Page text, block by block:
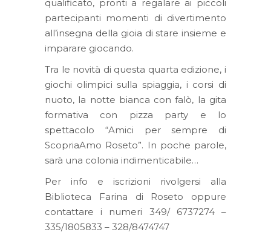
qualificato, pronti a regalare ai piccoli
partecipanti momenti di divertimento
all’insegna della gioia di stare insieme e
imparare giocando.
Tra le novità di questa quarta edizione, i
giochi olimpici sulla spiaggia, i corsi di
nuoto, la notte bianca con falò, la gita
formativa con pizza party e lo
spettacolo “Amici per sempre di
ScopriaAmo Roseto”. In poche parole,
sarà una colonia indimenticabile…
Per info e iscrizioni rivolgersi alla
Biblioteca Farina di Roseto oppure
contattare i numeri 349/ 6737274 –
335/1805833 – 328/8474747